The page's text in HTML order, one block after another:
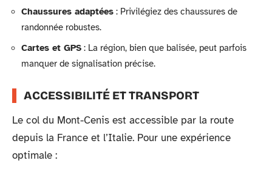
Chaussures adaptées : Privilégiez des chaussures de
randonnée robustes.
Cartes et GPS : La région, bien que balisée, peut parfois
manquer de signalisation précise.
ACCESSIBILITÉ ET TRANSPORT
Le col du Mont-Cenis est accessible par la route
depuis la France et l’Italie. Pour une expérience
optimale :